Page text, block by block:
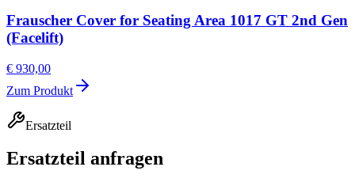
Frauscher Cover for Seating Area 1017 GT 2nd Gen
(Facelift)
€ 930,00
Zum Produkt
Ersatzteil
Ersatzteil anfragen